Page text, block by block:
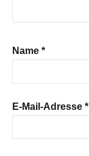
Name *
E-Mail-Adresse *